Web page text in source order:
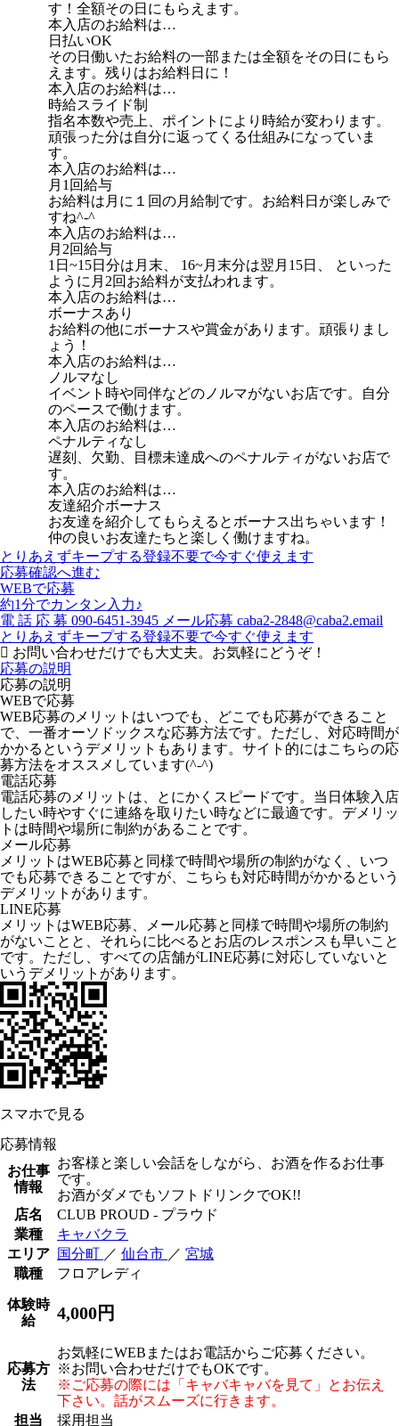
す！全額その日にもらえます。
本入店のお給料は…
日払いOK
その日働いたお給料の一部または全額をその日にもら
えます。残りはお給料日に！
本入店のお給料は…
時給スライド制
指名本数や売上、ポイントにより時給が変わります。
頑張った分は自分に返ってくる仕組みになっていま
す。
本入店のお給料は…
月1回給与
お給料は月に１回の月給制です。お給料日が楽しみで
すね^-^
本入店のお給料は…
月2回給与
1日~15日分は月末、 16~月末分は翌月15日、 といった
ように月2回お給料が支払われます。
本入店のお給料は…
ボーナスあり
お給料の他にボーナスや賞金があります。頑張りまし
ょう！
本入店のお給料は…
ノルマなし
イベント時や同伴などのノルマがないお店です。自分
のペースで働けます。
本入店のお給料は…
ペナルティなし
遅刻、欠勤、目標未達成へのペナルティがないお店で
す。
本入店のお給料は…
友達紹介ボーナス
お友達を紹介してもらえるとボーナス出ちゃいます！
仲の良いお友達たちと楽しく働けますね。
とりあえずキープする登録不要で今すぐ使えます
応募確認へ進む
WEBで応募
約1分でカンタン入力♪
電 話 応 募 090-6451-3945 メール応募 caba2-2848@caba2.email
とりあえずキープする登録不要で今すぐ使えます
お問い合わせだけでも大丈夫。お気軽にどうぞ！
応募の説明
応募の説明
WEBで応募
WEB応募のメリットはいつでも、どこでも応募ができること
で、一番オーソドックスな応募方法です。ただし、対応時間が
かかるというデメリットもあります。サイト的にはこちらの応
募方法をオススメしています(^-^)
電話応募
電話応募のメリットは、とにかくスピードです。当日体験入店
したい時やすぐに連絡を取りたい時などに最適です。デメリッ
トは時間や場所に制約があることです。
メール応募
メリットはWEB応募と同様で時間や場所の制約がなく、いつ
でも応募できることですが、こちらも対応時間がかかるという
デメリットがあります。
LINE応募
メリットはWEB応募、メール応募と同様で時間や場所の制約
がないことと、それらに比べるとお店のレスポンスも早いこと
です。ただし、すべての店舗がLINE応募に対応していないと
いうデメリットがあります。
スマホで見る
応募情報
お仕事
情報
お客様と楽しい会話をしながら、お酒を作るお仕事
です。
お酒がダメでもソフトドリンクでOK!!
店名
CLUB PROUD - プラウド
業種
キャバクラ
エリア
国分町 ／ 仙台市 ／ 宮城
職種
フロアレディ
体験時
給
4,000円
応募方
法
お気軽にWEBまたはお電話からご応募ください。
※お問い合わせだけでもOKです。
※ご応募の際には「キャバキャバを見て」とお伝え
下さい。話がスムーズに行きます。
担当
採用担当